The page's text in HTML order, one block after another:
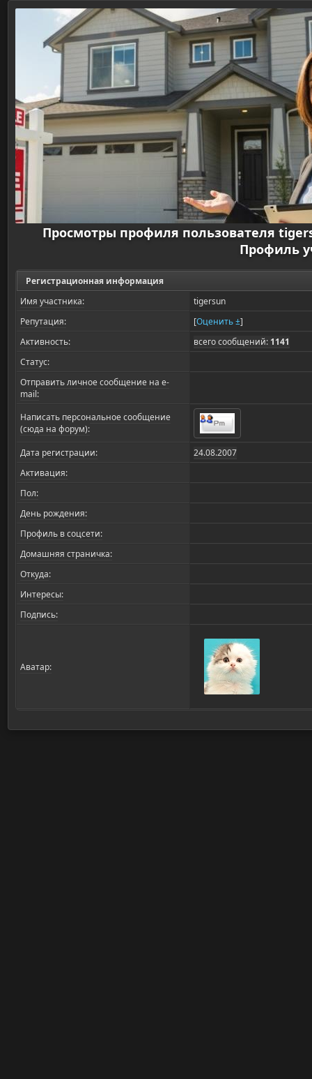
Просмотры профиля пользователя
Профиль
Регистрационная информация
Имя участника:
tigersun
Репутация:
[Оценить ±]
Активность:
всего сообщений: 1141
Статус:
Отправить личное сообщение на e-
mail:
Написать персональное сообщение
(сюда на форум):
Дата регистрации:
24.08.2007
Активация:
Пол:
День рождения:
Профиль в соцсети:
Домашняя страничка:
Откуда:
Интересы:
Подпись:
Аватар: